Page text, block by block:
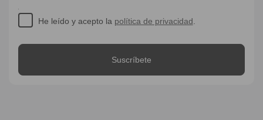
He leído y acepto la política de privacidad.